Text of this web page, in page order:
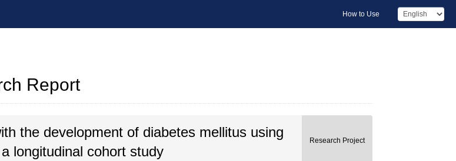
How to Use
Report
the development of diabetes mellitus using
longitudinal cohort study
Research Project